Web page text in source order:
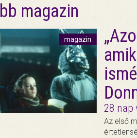
magazin
magazin
28 nap
Az első